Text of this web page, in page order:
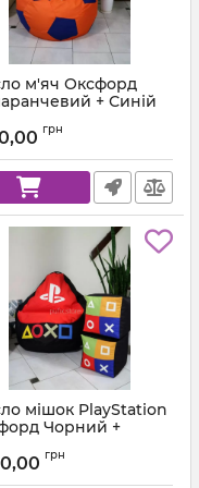
м'яч Оксфорд
+ Синій
грн
мішок PlayStation
Чорний +
km-ps-ox-001-162-xl
грн